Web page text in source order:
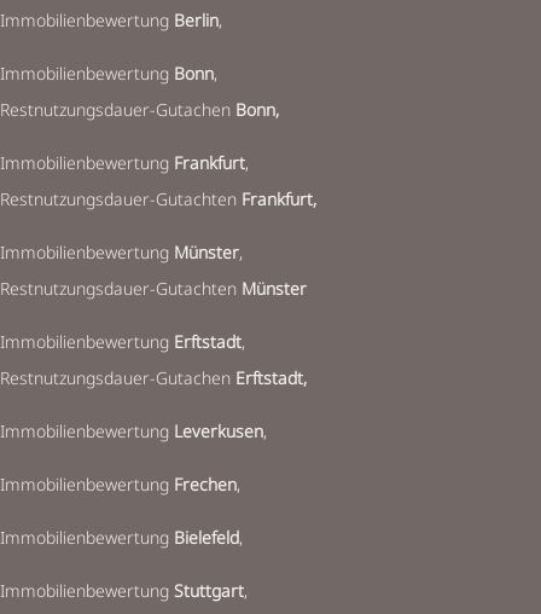
Immobilienbewertung Berlin,
Immobilienbewertung Bonn,
Restnutzungsdauer-Gutachen Bonn,
Immobilienbewertung Frankfurt,
Restnutzungsdauer-Gutachten Frankfurt,
Immobilienbewertung Münster,
Restnutzungsdauer-Gutachten Münster
Immobilienbewertung Erftstadt,
Restnutzungsdauer-Gutachen Erftstadt,
Immobilienbewertung Leverkusen,
Immobilienbewertung Frechen,
Immobilienbewertung Bielefeld,
Immobilienbewertung Stuttgart,